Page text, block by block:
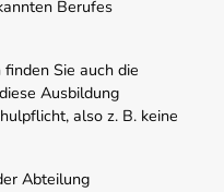
Berufes
Sie auch die
Ausbildung
also z. B. keine
Abteilung